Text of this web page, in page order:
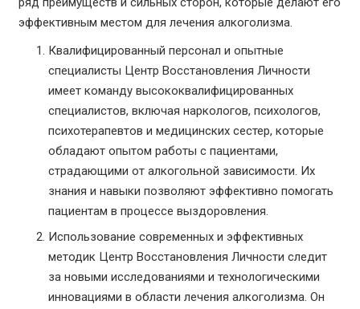
эффективным местом для лечения алкоголизма.
Квалифицированный персонал и опытные
специалисты Центр Восстановления Личности
имеет команду высококвалифицированных
специалистов, включая наркологов, психологов,
психотерапевтов и медицинских сестер, которые
обладают опытом работы с пациентами,
страдающими от алкогольной зависимости. Их
знания и навыки позволяют эффективно помогать
пациентам в процессе выздоровления.
Использование современных и эффективных
методик Центр Восстановления Личности следит
за новыми исследованиями и технологическими
инновациями в области лечения алкоголизма. Он